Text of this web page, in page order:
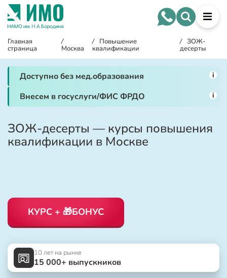
Главная
страница
/
Москва
/ Повышение
квалификации
/ ЗОЖ-
десерты
Доступно без мед.образования i
Внесем в госуслуги/ФИС ФРДО i
ЗОЖ-десерты — курсы повышения
квалификации в Москве
КУРС + 🎁БОНУС
10 лет на рынке
15 000+ выпускников